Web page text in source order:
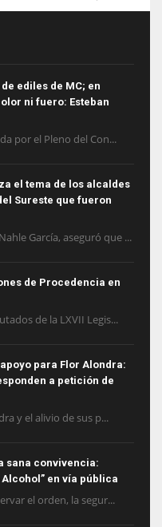
ediles de MC; en
ni fuero: Esteban
por el Pleno del Con...
el tema de los alcaldes
Sureste que fueron
García, aseguró que ...
de Procedencia en
de la LXVII Legis...
para Flor Alondra:
a petición de
y el alivio de sus p...
sana convivencia:
en vía pública
el orden, la segur...